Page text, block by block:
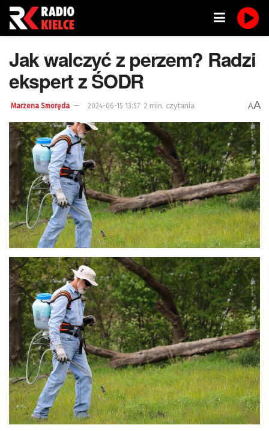
Jak walczyć z perzem? Radzi
ekspert z ŚODR
Marzena Smoręda 2024-06-15 13:57 2 min. czytania AA